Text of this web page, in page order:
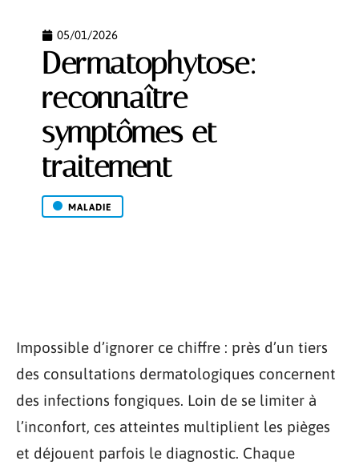
05/01/2026
Dermatophytose:
reconnaître
symptômes et
traitement
MALADIE
Impossible d’ignorer ce chiffre : près d’un tiers
des consultations dermatologiques concernent
des infections fongiques. Loin de se limiter à
l’inconfort, ces atteintes multiplient les pièges
et déjouent parfois le diagnostic. Chaque